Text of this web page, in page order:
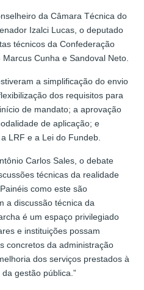
da Câmara Técnica do
Izalci Lucas, o deputado
técnicos da Confederação
Cunha e Sandoval Neto.
a simplificação do envio
dos requisitos para
de mandato; a aprovação
de aplicação; e
LRF e a Lei do Fundeb.
Carlos Sales, o debate
técnicas da realidade
como este são
a discussão técnica da
é um espaço privilegiado
e instituições possam
concretos da administração
dos serviços prestados à
gestão pública.”